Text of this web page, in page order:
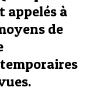
appelés à
de